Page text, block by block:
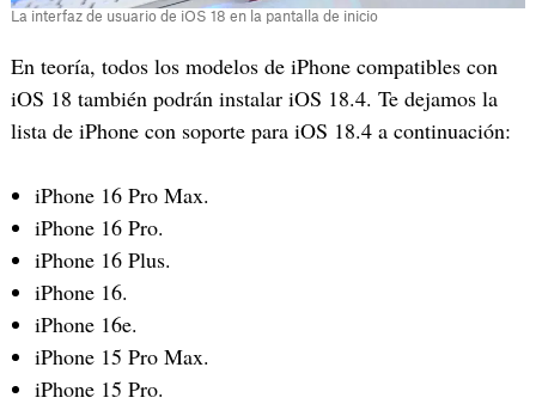
La interfaz de usuario de iOS 18 en la pantalla de inicio
En teoría, todos los modelos de iPhone compatibles con
iOS 18 también podrán instalar iOS 18.4. Te dejamos la
lista de iPhone con soporte para iOS 18.4 a continuación:
iPhone 16 Pro Max.
iPhone 16 Pro.
iPhone 16 Plus.
iPhone 16.
iPhone 16e.
iPhone 15 Pro Max.
iPhone 15 Pro.